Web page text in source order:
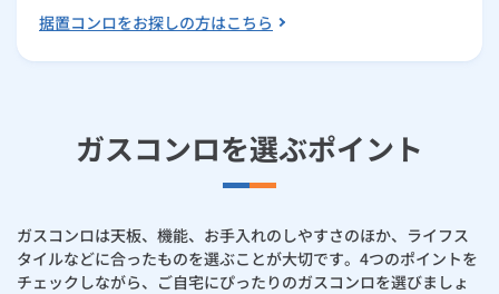
据置コンロをお探しの方はこちら
ガスコンロを選ぶポイント
ガスコンロは天板、機能、お手入れのしやすさのほか、ライフス
タイルなどに合ったものを選ぶことが大切です。4つのポイントを
チェックしながら、ご自宅にぴったりのガスコンロを選びましょ